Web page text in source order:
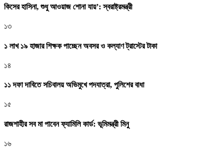
কিসের হাসিনা, শুধু আওয়াজ শোনা যায়’: স্বরাষ্ট্রমন্ত্রী
১৩
১ লাখ ১৯ হাজার শিক্ষক পাচ্ছেন অবসর ও কল্যাণ ট্রাস্টের টাকা
১৪
১১ দফা দাবিতে সচিবালয় অভিমুখে পদযাত্রা, পুলিশের বাধা
১৫
রাজশাহীর সব মা পাবেন ফ্যামিলি কার্ড: ভূমিমন্ত্রী মিনু
১৬